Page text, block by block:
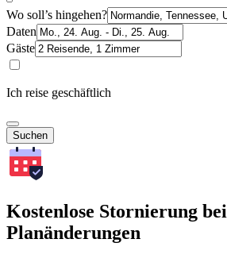
Wo soll’s hingehen?
Daten
Gäste
Ich reise geschäftlich
Suchen
Kostenlose Stornierung bei
Planänderungen